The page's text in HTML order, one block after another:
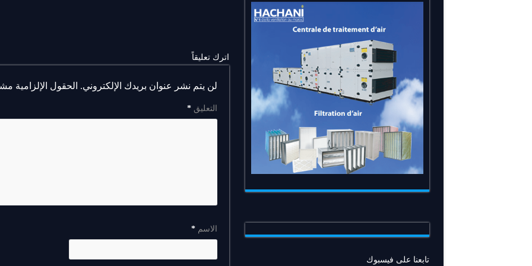
اترك تعليقاً
لن يتم نشر عنوان بريدك الإلكتروني. الحقول الإلزامية
التعليق*
الاسم*
تابعنا على فيسبوك